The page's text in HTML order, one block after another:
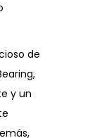
de
y un